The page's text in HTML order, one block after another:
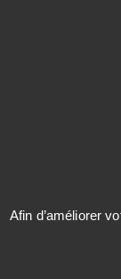
Afin d’améliorer